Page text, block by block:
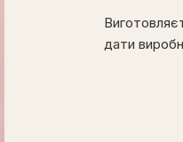
дати